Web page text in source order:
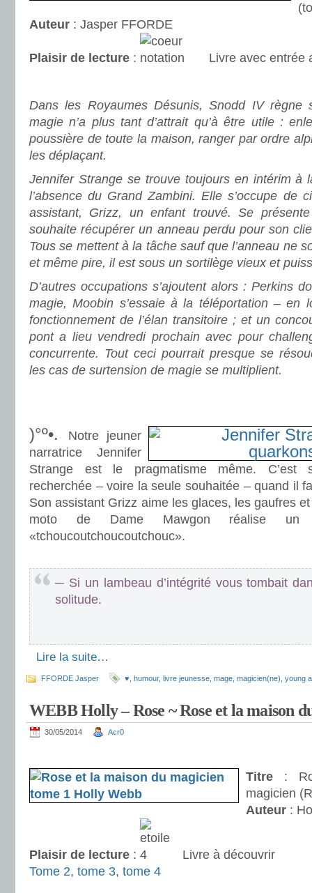
Auteur : Jasper FFORDE
Plaisir de lecture :
Livre avec entrée
Dans les Royaumes Désunis, Snodd IV règne
magie n’a plus tant d’attrait qu’à être utile :
poussière de toute la maison, ranger par ordre
les déplaçant.
Jennifer Strange se trouve toujours en intérim à
l’absence du Grand Zambini. Elle s’occupe de
assistant, Grizz, un enfant trouvé. Se
souhaite récupérer un anneau perdu pour son
Tous se mettent à la tâche sauf que l’anneau ne
et même pire, il est sous un sortilège vieux et
D’autres occupations s’ajoutent alors : Perkins
magie, Moobin s’essaie à la téléportation – en
fonctionnement de l’élan transitoire ; et un
pont a lieu vendredi prochain avec pour
concurrente. Tout ceci pourrait presque se
les cas de surtension de magie se multiplient.
)°º•.
Notre jeuner
narratrice Jennifer
Strange est le pragmatisme même. C’est
recherchée – voire la seule souhaitée – quand il
Son assistant Grizz aime les glaces, les gaufres
moto de Dame Mawgon réalise un
«tchoucoutchoucoutchouc».
─ Si un lambeau d’intégrité vous tombait
solitude.
Lire la suite…
FFORDE Jasper ♥ humour, livre jeunesse mage magicien(ne) young
WEBB Holly – Rose ~ Rose et la maison
30/05/2014 Acr0
Titre :
magicien
Auteur :
Plaisir de lecture :
Livre à découvrir
Tome 2, tome 3, tome 4